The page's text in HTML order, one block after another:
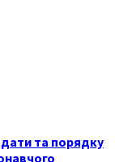
та порядку